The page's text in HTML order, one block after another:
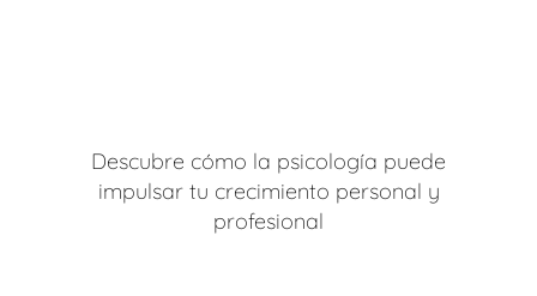
Descubre cómo la psicología puede
impulsar tu crecimiento personal y
profesional